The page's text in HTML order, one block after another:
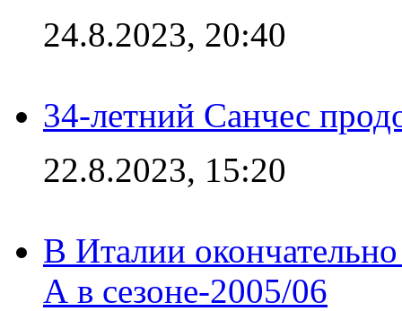
24.8.2023, 20:40
34-летний Санчес
22.8.2023, 15:20
В Италии
А в сезоне-2005/06